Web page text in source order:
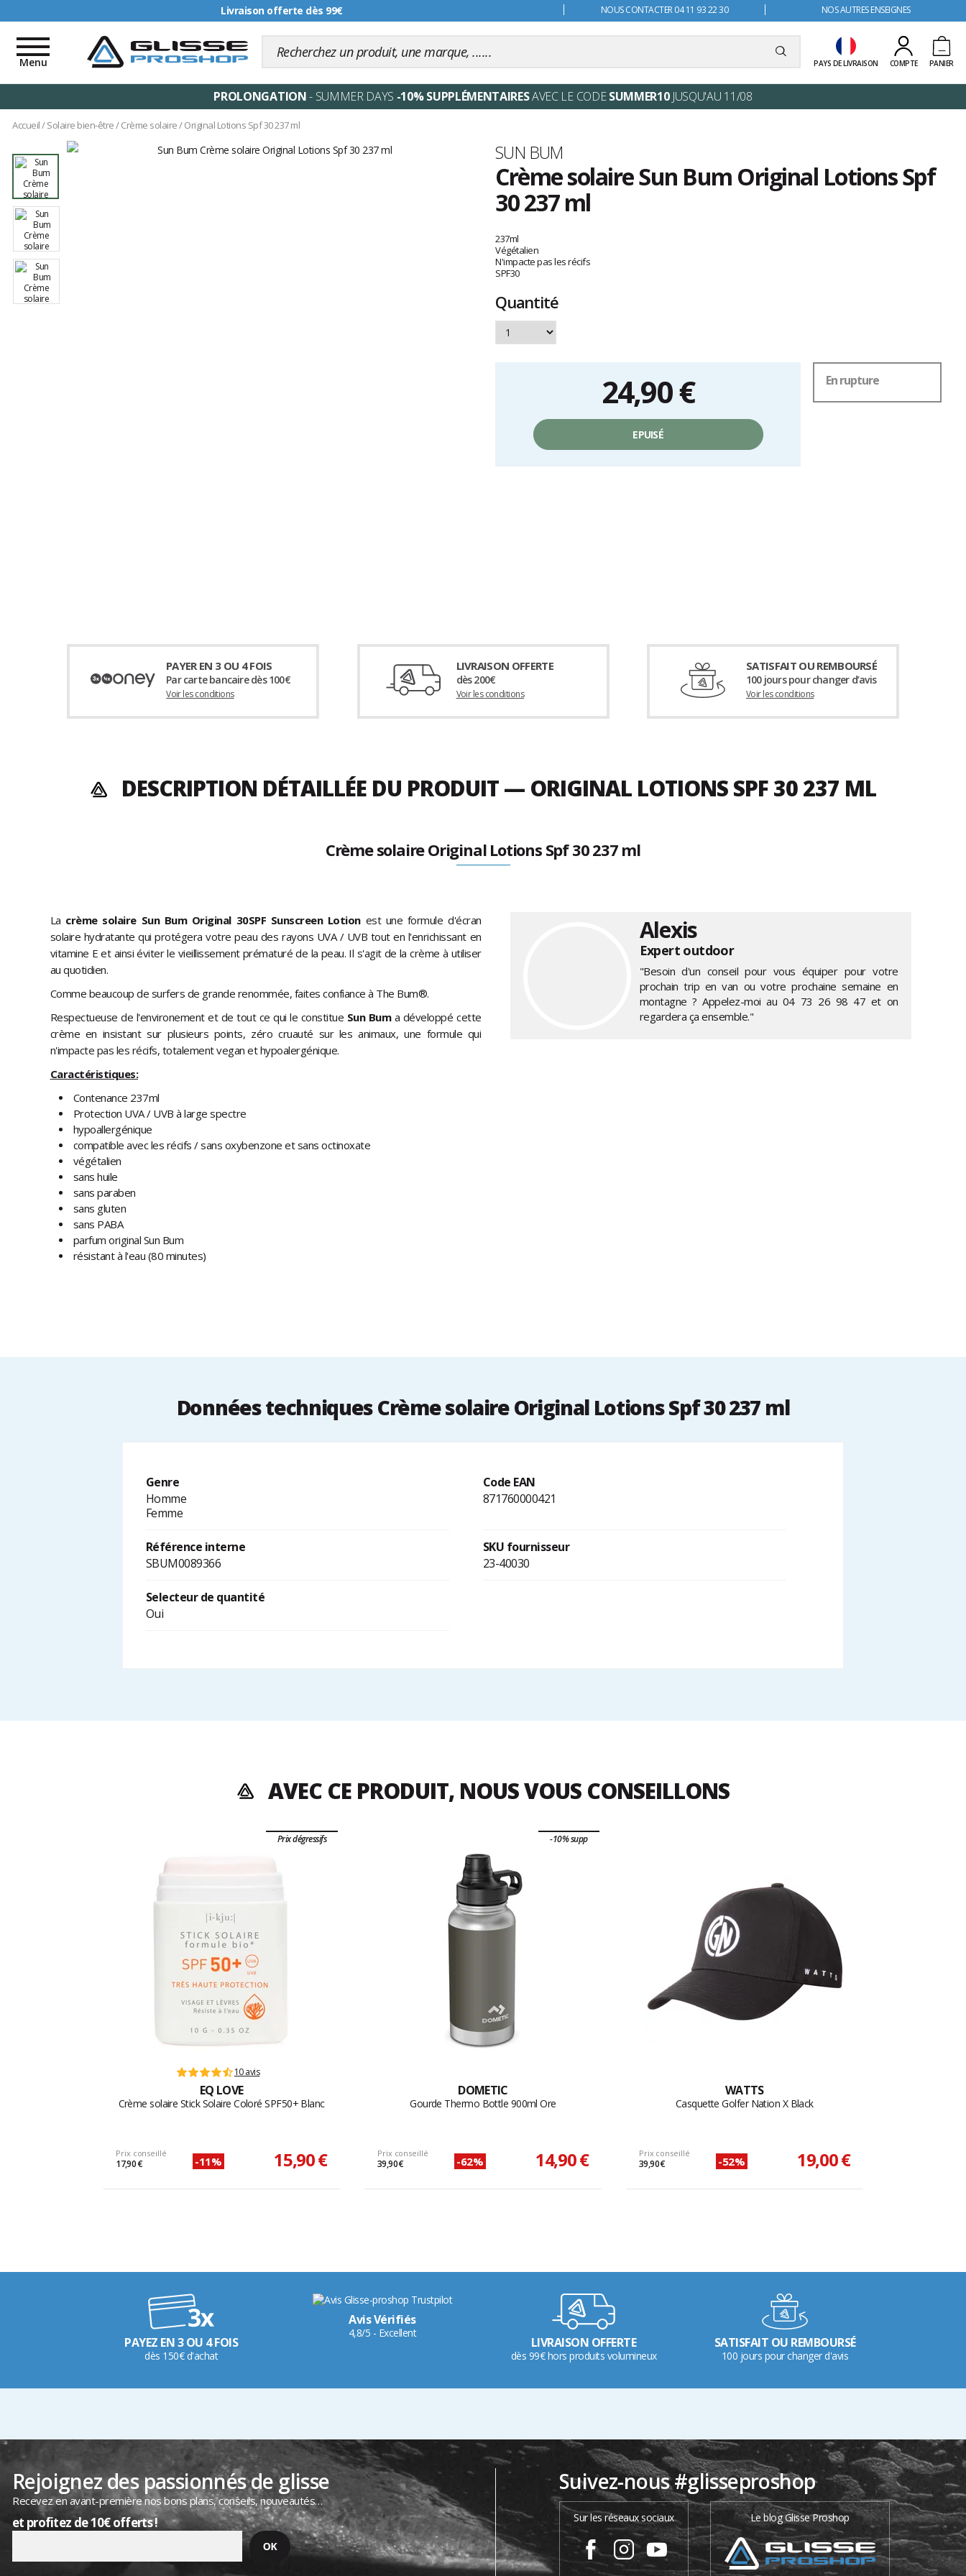
Livraison offerte dès 99€ NOUS CONTACTER 04 11 93 22 30 NOS AUTRES ENSEIGNES
PAYS DE LIVRAISON COMPTE PANIER
Toggle
navigation
Menu
PROLONGATION- SUMMER DAYS -10% SUPPLÉMENTAIRESAVEC LE CODESUMMER10JUSQU'AU 11/08
Accueil/Solaire bien-être/Crème solaire/Original Lotions Spf 30 237 ml
Marque
SUN BUM
Crème solaire Sun Bum Original Lotions Spf
30 237 ml
avis
clients
237ml
Végétalien
N'impacte pas les récifs
SPF30
Quantité
24,90 €
EPUISÉ
En rupture
PAYER EN 3 OU 4 FOIS
Par carte bancaire dès 100€
Voir les conditions
LIVRAISON OFFERTE
dès 200€
Voir les conditions
SATISFAIT OU REMBOURSÉ
100 jours pour changer d’avis
Voir les conditions
DESCRIPTION DÉTAILLÉE DU PRODUIT — ORIGINAL LOTIONS SPF 30 237 ML
Crème solaire Original Lotions Spf 30 237 ml
La crème solaire Sun Bum Original 30SPF Sunscreen Lotionest une formule d'écran
solaire hydratante qui protégera votre peau des rayons UVA / UVB tout en l'enrichissant en
vitamine E et ainsi éviter le vieillissement prématuré de la peau. Il s'agit de la crème à utiliser
au quotidien.
Comme beaucoup de surfers de grande renommée, faites confiance à The Bum®.
Respectueuse de l'environement et de tout ce qui le constitue Sun Buma développé cette
crème en insistant sur plusieurs points, zéro cruauté sur les animaux, une formule qui
n'impacte pas les récifs, totalement vegan et hypoalergénique.
Caractéristiques:
Contenance 237ml
Protection UVA / UVB à large spectre
hypoallergénique
compatible avec les récifs / sans oxybenzone et sans octinoxate
végétalien
sans huile
sans paraben
sans gluten
sans PABA
parfum original Sun Bum
résistant à l'eau (80 minutes)
Alexis
Expert outdoor
"Besoin d'un conseil pour vous équiper pour votre
prochain trip en van ou votre prochaine semaine en
montagne ? Appelez-moi au 04 73 26 98 47 et on
regardera ça ensemble."
Données techniques Crème solaire Original Lotions Spf 30 237 ml
Genre
Homme
Femme
Code EAN
871760000421
Référence interne
SBUM0089366
SKU fournisseur
23-40030
Selecteur de quantité
Oui
AVEC CE PRODUIT, NOUS VOUS CONSEILLONS
Prix dégressifs
10 avis
EQ LOVE
Crème solaire Stick Solaire Coloré SPF50+ Blanc
Prix conseillé
17,90 € -11% 15,90 €
-10% supp
DOMETIC
Gourde Thermo Bottle 900ml Ore
Prix conseillé
39,90 € -62% 14,90 €
WATTS
Casquette Golfer Nation X Black
Prix conseillé
39,90 € -52% 19,00 €
PAYEZ EN 3 OU 4 FOIS
dès 150€ d'achat
Avis Vérifiés
4,8/5 - Excellent
LIVRAISON OFFERTE
dès 99€ hors produits volumineux
SATISFAIT OU REMBOURSÉ
100 jours pour changer d'avis
Rejoignez des passionnés de glisse
Recevez en avant-première nos bons plans, conseils, nouveautés…
et profitez de 10€ offerts !
Suivez-nous #glisseproshop
Sur les réseaux sociaux Le blog Glisse Proshop